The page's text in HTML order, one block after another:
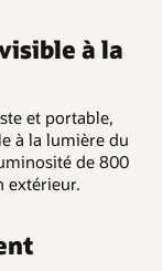
à la
et portable,
à la lumière du
de 800
extérieur.